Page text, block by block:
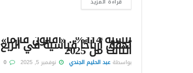
بنسبة 114%.. «أفالون فارما»
تحقق أرباحًا قياسية في الربع
الثالث من 2025
بواسطة عبد الحليم الجندي نوفمبر 5, 2025